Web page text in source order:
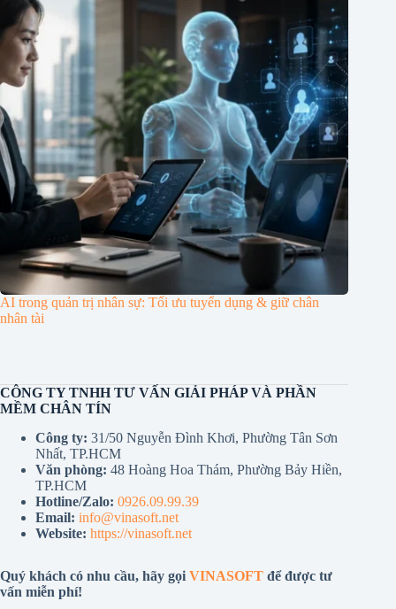
AI trong quản trị nhân sự: Tối ưu tuyển dụng & giữ chân
nhân tài
CÔNG TY TNHH TƯ VẤN GIẢI PHÁP VÀ PHẦN
MỀM CHÂN TÍN
Công ty: 31/50 Nguyễn Đình Khơi, Phường Tân Sơn
Nhất, TP.HCM
Văn phòng: 48 Hoàng Hoa Thám, Phường Bảy Hiền,
TP.HCM
Hotline/Zalo: 0926.09.99.39
Email: info@vinasoft.net
Website: https://vinasoft.net
Quý khách có nhu cầu, hãy gọi VINASOFT để được tư
vấn miễn phí!